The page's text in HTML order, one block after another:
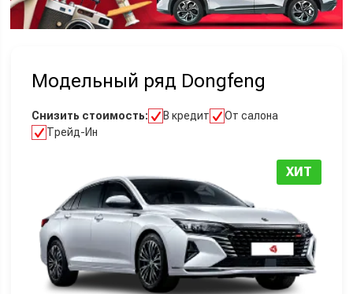
Модельный ряд Dongfeng
Снизить стоимость: В кредит
От салона
Трейд-Ин
ХИТ